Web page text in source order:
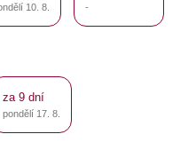
10. 8. -
za 9 dní
pondělí 17. 8.